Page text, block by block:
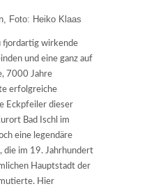
Foto: Heiko Klaas
fjordartig wirkende
und eine ganz auf
7000 Jahre
erfolgreiche
Eckpfeiler dieser
Bad Ischl im
eine legendäre
die im 19. Jahrhundert
Hauptstadt der
Hier